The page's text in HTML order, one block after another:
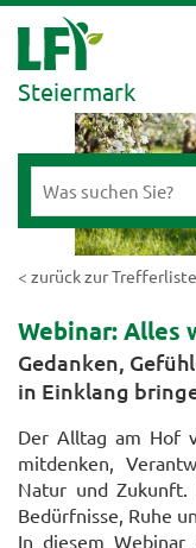
Steiermark
< zurück zur Trefferliste
Webinar: Alles
Gedanken,
in Einklang
Der Alltag am Hof
mitdenken,
Natur und
Bedürfnisse, Ruhe
In diesem Webinar